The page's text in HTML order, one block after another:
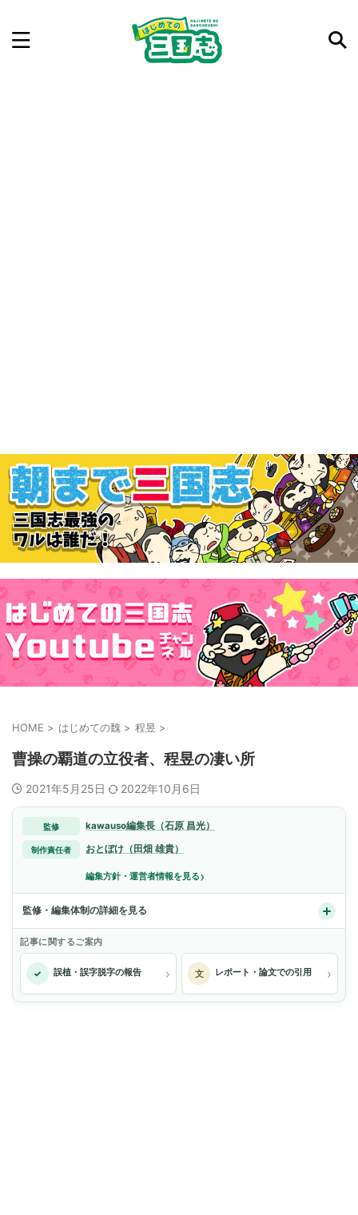
HOME > はじめての魏 > 程昱 >
曹操の覇道の立役者、程昱の凄い所
2021年5月25日 2022年10月6日
監修 kawauso編集長（石原 昌光）
制作責任者 おとぼけ（田畑 雄貴）
編集方針・運営者情報を見る›
監修・編集体制の詳細を見る
記事に関するご案内
✓ 誤植・誤字脱字の報告 › 文 レポート・論文での引用 ›